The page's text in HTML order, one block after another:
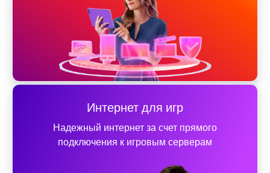
Интернет для игр
Надежный интернет за счет прямого
подключения к игровым серверам